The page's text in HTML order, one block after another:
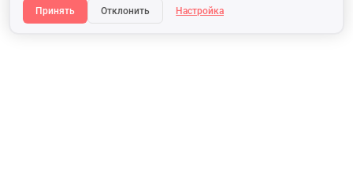
Принять
Отклонить Настройка